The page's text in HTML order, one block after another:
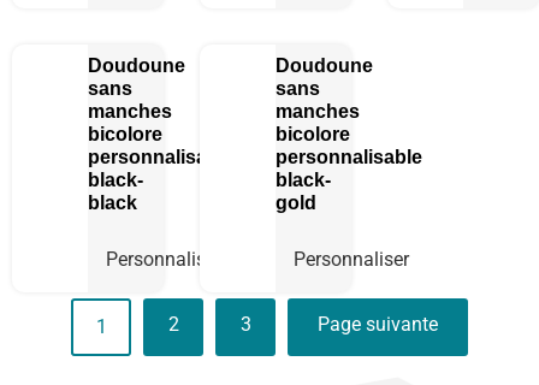
Doudoune
sans
manches
bicolore
personnalisable
black-
black
Personnaliser
Doudoune
sans
manches
bicolore
personnalisable
black-
gold
Personnaliser
1 2 3 Page suivante